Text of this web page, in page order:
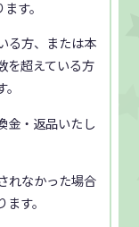
す。
る方、または本
を超えている方
金・返品いたし
れなかった場合
す。